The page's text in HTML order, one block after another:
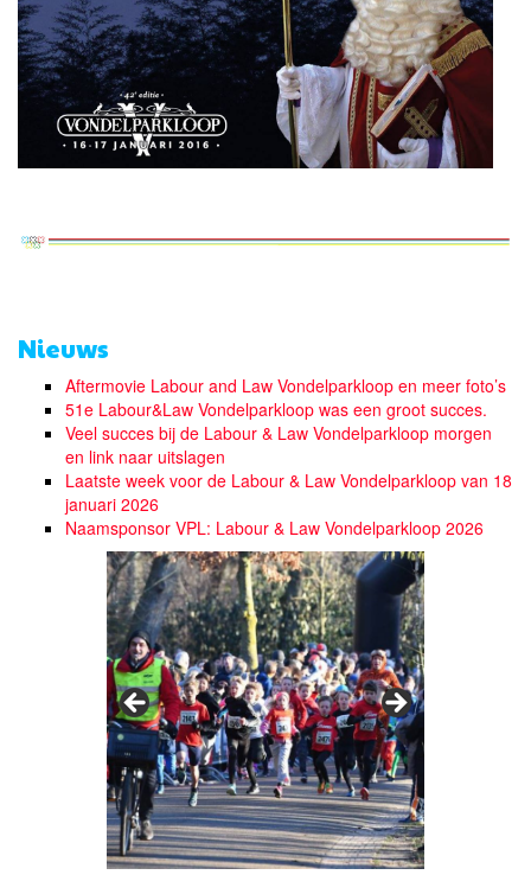
Nieuws
Aftermovie Labour and Law Vondelparkloop en meer foto’s
51e Labour&Law Vondelparkloop was een groot succes.
Veel succes bij de Labour & Law Vondelparkloop morgen
en link naar uitslagen
Laatste week voor de Labour & Law Vondelparkloop van 18
januari 2026
Naamsponsor VPL: Labour & Law Vondelparkloop 2026